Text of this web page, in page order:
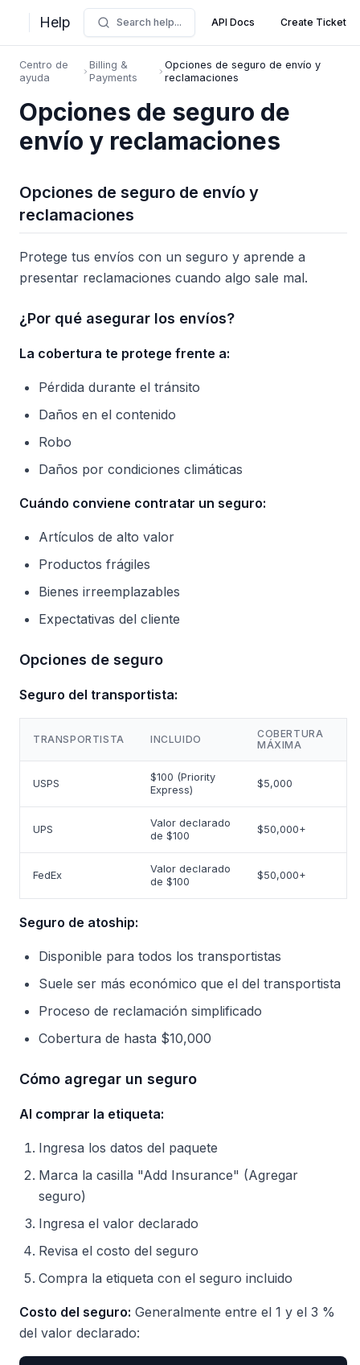
Help Search help... API Docs Create Ticket
Centro de
ayuda
Billing &
Payments
Opciones de seguro de envío y
reclamaciones
Opciones de seguro de
envío y reclamaciones
Opciones de seguro de envío y
reclamaciones
Protege tus envíos con un seguro y aprende a
presentar reclamaciones cuando algo sale mal.
¿Por qué asegurar los envíos?
La cobertura te protege frente a:
Pérdida durante el tránsito
Daños en el contenido
Robo
Daños por condiciones climáticas
Cuándo conviene contratar un seguro:
Artículos de alto valor
Productos frágiles
Bienes irreemplazables
Expectativas del cliente
Opciones de seguro
Seguro del transportista:
TRANSPORTISTA INCLUIDO
COBERTURA
MÁXIMA
USPS
$100 (Priority
Express)
$5,000
UPS
Valor declarado
de $100
$50,000+
FedEx
Valor declarado
de $100
$50,000+
Seguro de atoship:
Disponible para todos los transportistas
Suele ser más económico que el del transportista
Proceso de reclamación simplificado
Cobertura de hasta $10,000
Cómo agregar un seguro
Al comprar la etiqueta:
Ingresa los datos del paquete
Marca la casilla "Add Insurance" (Agregar
seguro)
Ingresa el valor declarado
Revisa el costo del seguro
Compra la etiqueta con el seguro incluido
Costo del seguro: Generalmente entre el 1 y el 3 %
del valor declarado: